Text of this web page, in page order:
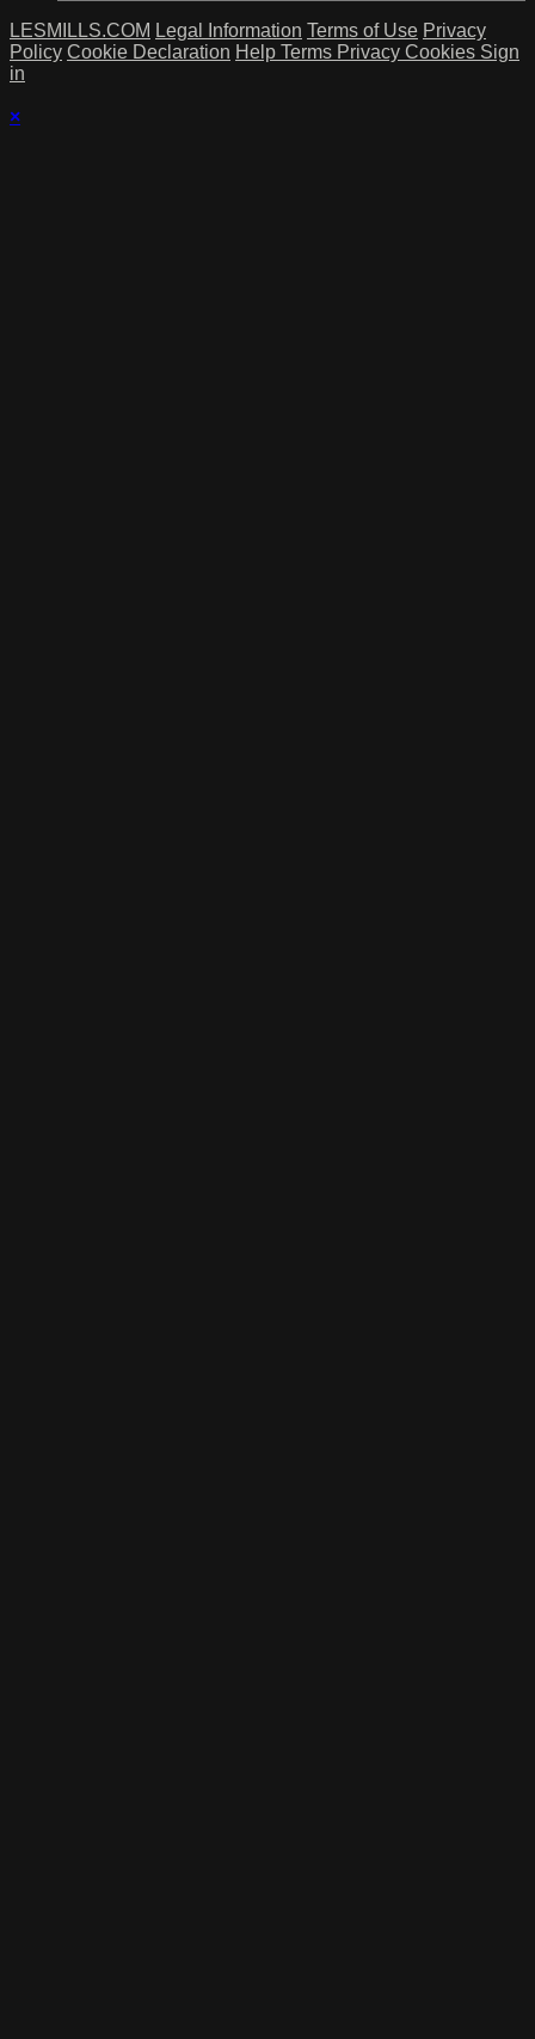
LESMILLS.COM Legal Information Terms of Use Privacy
Policy Cookie Declaration Help Terms Privacy Cookies Sign
in
×